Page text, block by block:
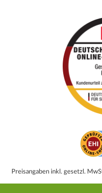
Preisangaben inkl. gesetzl.